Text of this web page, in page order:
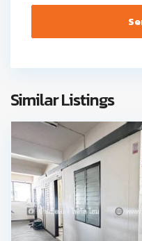
Similar Listings